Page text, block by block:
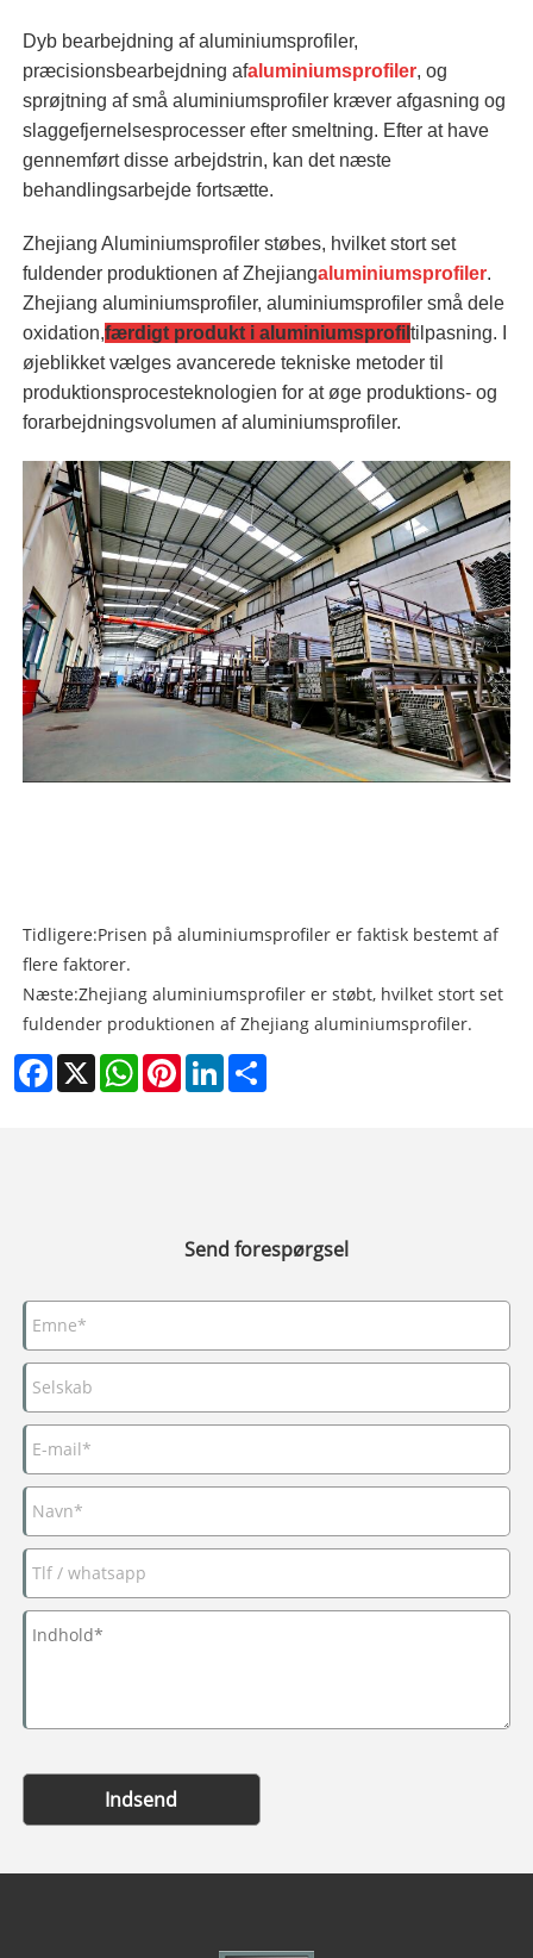
Dyb bearbejdning af aluminiumsprofiler,
præcisionsbearbejdning afaluminiumsprofiler, og
sprøjtning af små aluminiumsprofiler kræver afgasning og
slaggefjernelsesprocesser efter smeltning. Efter at have
gennemført disse arbejdstrin, kan det næste
behandlingsarbejde fortsætte.
Zhejiang Aluminiumsprofiler støbes, hvilket stort set
fuldender produktionen af ​​Zhejiangaluminiumsprofiler.
Zhejiang aluminiumsprofiler, aluminiumsprofiler små dele
oxidation,færdigt produkt i aluminiumsprofil tilpasning. I
øjeblikket vælges avancerede tekniske metoder til
produktionsprocesteknologien for at øge produktions- og
forarbejdningsvolumen af ​​aluminiumsprofiler.
Tidligere:Prisen på aluminiumsprofiler er faktisk bestemt af
flere faktorer.
Næste:Zhejiang aluminiumsprofiler er støbt, hvilket stort set
fuldender produktionen af ​​Zhejiang aluminiumsprofiler.
Facebook
X WhatsAppPinterestLinkedIn
Send forespørgsel
Indsend